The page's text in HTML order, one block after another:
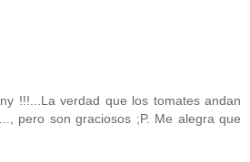
!!!...La verdad que los tomates andan
pero son graciosos ;P. Me alegra que